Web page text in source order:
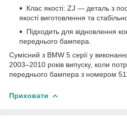
Клас якості: ZJ — деталь з
якості виготовлення та
Підходить для відновлення
переднього бампера.
Сумісний з BMW 5 серії у
2003–2010 років випуску, коли
переднього бампера з номером
Приховати